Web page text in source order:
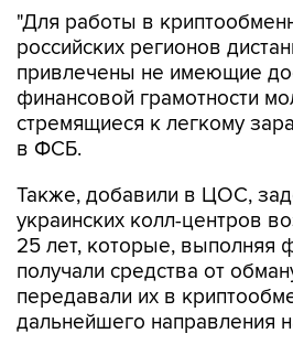
"Для работы в
российских регионов
привлечены не имеющие
финансовой грамотности
стремящиеся к легкому
в ФСБ.
Также, добавили в ЦОС,
украинских колл-центров
25 лет, которые, выполняя
получали средства от
передавали их в
дальнейшего направления